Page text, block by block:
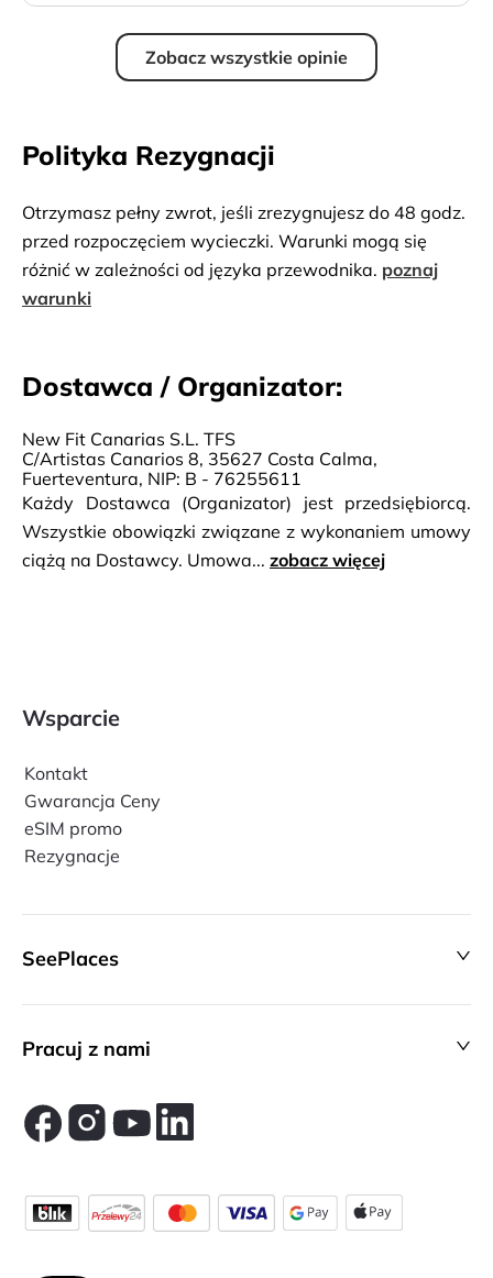
Zobacz wszystkie opinie
Polityka Rezygnacji
Otrzymasz pełny zwrot, jeśli zrezygnujesz do 48 godz.
przed rozpoczęciem wycieczki. Warunki mogą się
różnić w zależności od języka przewodnika. poznaj
warunki
Dostawca / Organizator:
New Fit Canarias S.L. TFS
C/Artistas Canarios 8, 35627 Costa Calma,
Fuerteventura, NIP: B - 76255611
Każdy Dostawca (Organizator) jest przedsiębiorcą.
Wszystkie obowiązki związane z wykonaniem umowy
ciążą na Dostawcy. Umowa... zobacz więcej
Wsparcie
Kontakt
Gwarancja Ceny
eSIM promo
Rezygnacje
SeePlaces
Pracuj z nami